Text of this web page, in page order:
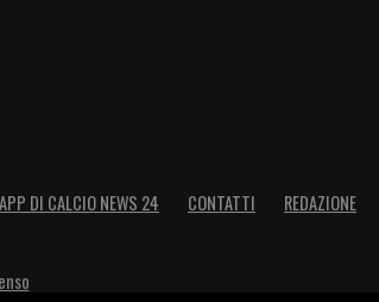
DI CALCIO NEWS 24 CONTATTI REDAZIONE